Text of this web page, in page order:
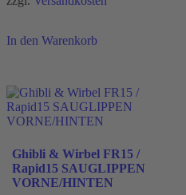
In den Warenkorb
Ghibli & Wirbel FR15 /
Rapid15 SAUGLIPPEN
VORNE/HINTEN